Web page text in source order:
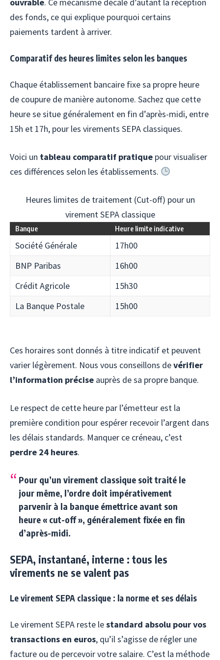
des fonds, ce qui explique pourquoi certains
paiements tardent à arriver.
Comparatif des heures limites selon les banques
Chaque établissement bancaire fixe sa propre heure
de coupure de manière autonome. Sachez que cette
heure se situe généralement en fin d’après-midi, entre
15h et 17h, pour les virements SEPA classiques.
Voici un tableau comparatif pratique pour visualiser
ces différences selon les établissements.
Heures limites de traitement (Cut-off) pour un
virement SEPA classique
Banque Heure limite indicative
Société Générale
17h00
BNP Paribas
16h00
Crédit Agricole
15h30
La Banque Postale
15h00
Ces horaires sont donnés à titre indicatif et peuvent
varier légèrement. Nous vous conseillons devérifier
l’information précise auprès de sa propre banque.
Le respect de cette heure par l’émetteur est la
première condition pour espérer recevoir l’argent dans
les délais standards. Manquer ce créneau, c’est
perdre 24 heures.
Pour qu’un virement classique soit traité le
jour même, l’ordre doit impérativement
parvenir à la banque émettrice avant son
heure « cut-off », généralement fixée en fin
d’après-midi.
SEPA, instantané, interne : tous les
virements ne se valent pas
Le virement SEPA classique : la norme et ses délais
Le virement SEPA reste lestandard absolu pour vos
transactions en euros, qu’il s’agisse de régler une
facture ou de percevoir votre salaire. C’est la méthode